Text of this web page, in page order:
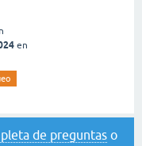
en
de preguntas o